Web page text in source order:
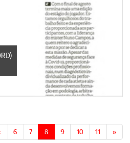
6 7 8 9 10 11 »